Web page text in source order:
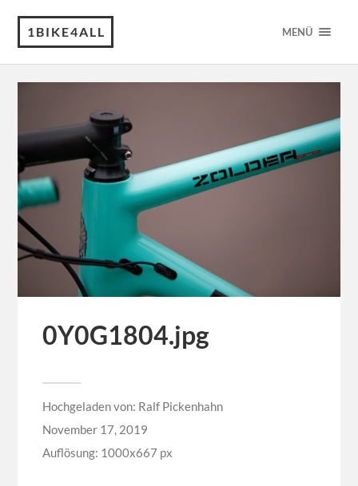
1BIKE4ALL MENÜ
0Y0G1804.jpg
Hochgeladen von: Ralf Pickenhahn
November 17, 2019
Auflösung: 1000x667 px